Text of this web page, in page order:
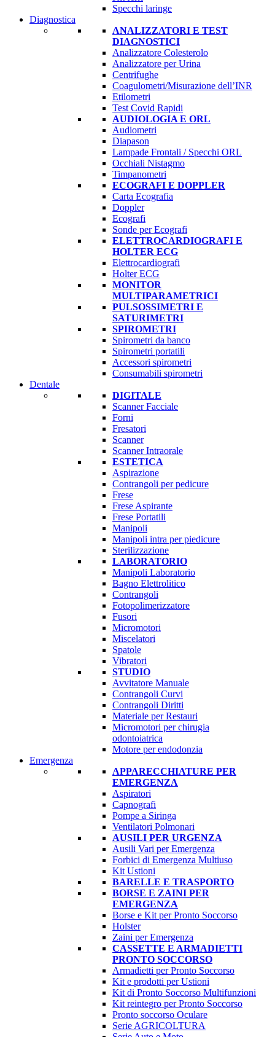
Specchi laringe
Diagnostica
ANALIZZATORI E TEST
DIAGNOSTICI
Analizzatore Colesterolo
Analizzatore per Urina
Centrifughe
Coagulometri/Misurazione dell’INR
Etilometri
Test Covid Rapidi
AUDIOLOGIA E ORL
Audiometri
Diapason
Lampade Frontali / Specchi ORL
Occhiali Nistagmo
Timpanometri
ECOGRAFI E DOPPLER
Carta Ecografia
Doppler
Ecografi
Sonde per Ecografi
ELETTROCARDIOGRAFI E
HOLTER ECG
Elettrocardiografi
Holter ECG
MONITOR
MULTIPARAMETRICI
PULSOSSIMETRI E
SATURIMETRI
SPIROMETRI
Spirometri da banco
Spirometri portatili
Accessori spirometri
Consumabili spirometri
Dentale
DIGITALE
Scanner Facciale
Forni
Fresatori
Scanner
Scanner Intraorale
ESTETICA
Aspirazione
Contrangoli per pedicure
Frese
Frese Aspirante
Frese Portatili
Manipoli
Manipoli intra per piedicure
Sterilizzazione
LABORATORIO
Manipoli Laboratorio
Bagno Elettrolitico
Contrangoli
Fotopolimerizzatore
Fusori
Micromotori
Miscelatori
Spatole
Vibratori
STUDIO
Avvitatore Manuale
Contrangoli Curvi
Contrangoli Diritti
Materiale per Restauri
Micromotori per chirugia
odontoiatrica
Motore per endodonzia
Emergenza
APPARECCHIATURE PER
EMERGENZA
Aspiratori
Capnografi
Pompe a Siringa
Ventilatori Polmonari
AUSILI PER URGENZA
Ausili Vari per Emergenza
Forbici di Emergenza Multiuso
Kit Ustioni
BARELLE E TRASPORTO
BORSE E ZAINI PER
EMERGENZA
Borse e Kit per Pronto Soccorso
Holster
Zaini per Emergenza
CASSETTE E ARMADIETTI
PRONTO SOCCORSO
Armadietti per Pronto Soccorso
Kit e prodotti per Ustioni
Kit di Pronto Soccorso Multifunzioni
Kit reintegro per Pronto Soccorso
Pronto soccorso Oculare
Serie AGRICOLTURA